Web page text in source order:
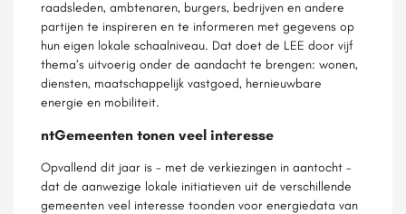
raadsleden, ambtenaren, burgers, bedrijven en andere
partijen te inspireren en te informeren met gegevens op
hun eigen lokale schaalniveau. Dat doet de LEE door vijf
thema’s uitvoerig onder de aandacht te brengen: wonen,
diensten, maatschappelijk vastgoed, hernieuwbare
energie en mobiliteit.
ntGemeenten tonen veel interesse
Opvallend dit jaar is - met de verkiezingen in aantocht –
dat de aanwezige lokale initiatieven uit de verschillende
gemeenten veel interesse toonden voor energiedata van